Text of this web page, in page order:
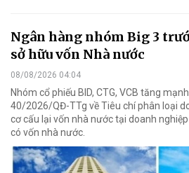
Ngân hàng nhóm Big 3
sở hữu vốn Nhà nước
08/08/2026 04:04
Nhóm cổ phiếu BID, CTG, VCB tăng
40/2026/QĐ-TTg về Tiêu chí phân loại
cơ cấu lại vốn nhà nước tại doanh
có vốn nhà nước.